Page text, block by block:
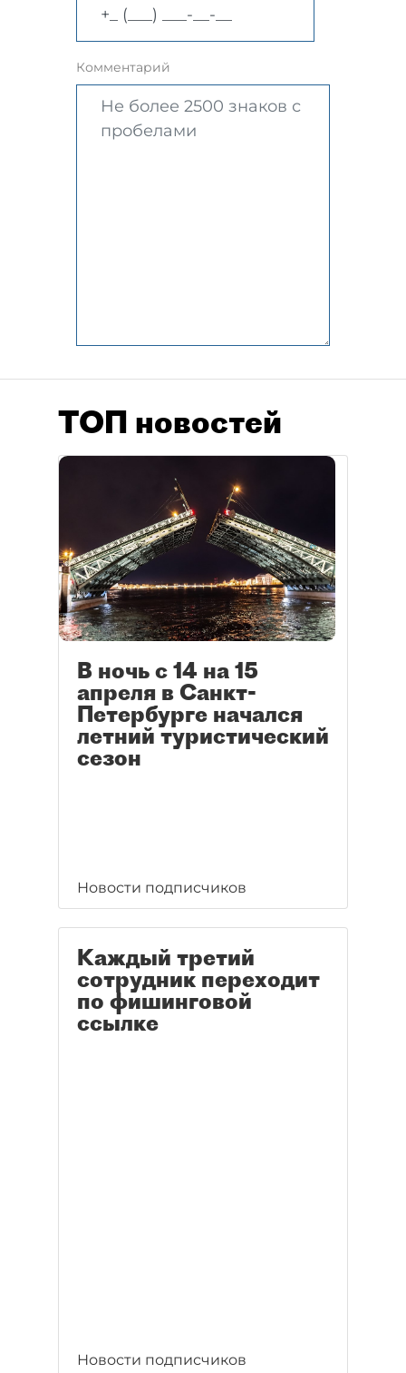
Комментарий
ТОП новостей
В ночь с 14 на 15
апреля в Санкт-
Петербурге начался
летний туристический
сезон
Новости подписчиков
Каждый третий
сотрудник переходит
по фишинговой
ссылке
Новости подписчиков